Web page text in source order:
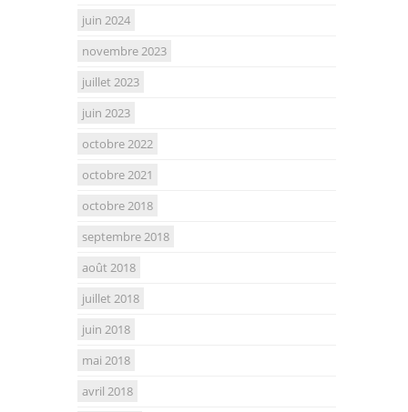
juin 2024
novembre 2023
juillet 2023
juin 2023
octobre 2022
octobre 2021
octobre 2018
septembre 2018
août 2018
juillet 2018
juin 2018
mai 2018
avril 2018